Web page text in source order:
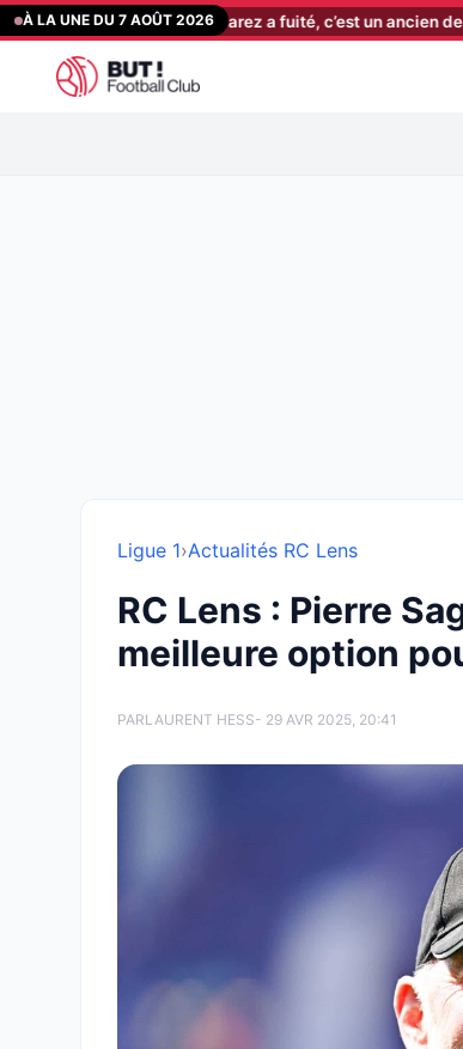
Aller
au
contenu
À LA UNE DU 7 AOÛT 2026
: le plan B d’Alvarez a fuité, c’est un ancien de l’OL !
Ligue 1›Actualités RC Lens
RC Lens : Pierre
meilleure option
PARLAURENT HESS- 29 AVR 2025, 20:41